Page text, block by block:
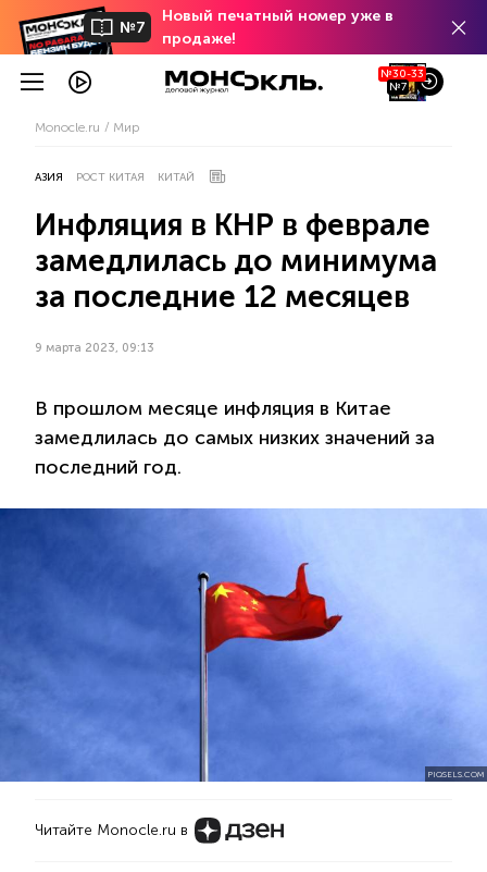
№7
Новый печатный номер уже в
продаже!
№30-33
№7
Monocle.ru Мир
АЗИЯ РОСТ КИТАЯ КИТАЙ
Инфляция в КНР в феврале
замедлилась до минимума
за последние 12 месяцев
9 марта 2023, 09:13
В прошлом месяце инфляция в Китае
замедлилась до самых низких значений за
последний год.
PIQSELS.COM
Читайте Monocle.ru в